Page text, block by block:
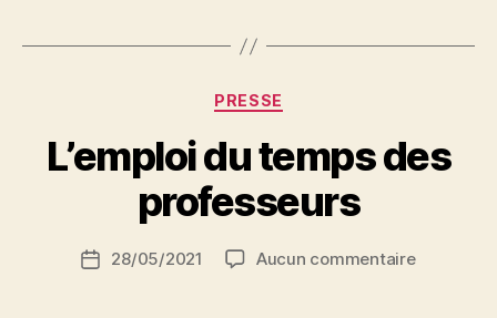
Catégories
PRESSE
L’emploi du temps des
professeurs
de
a
S
N
Date28/05/2021 Aucun commentairesur